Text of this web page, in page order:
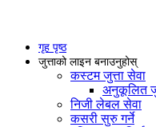
गृह पृष्ठ
जुत्ताको लाइन बनाउनुहोस्
कस्टम जुत्ता सेवा
अनुकूलित
निजी लेबल सेवा
कसरी सुरु गर्ने